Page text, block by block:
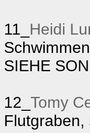
11_ Heidi
SIEHE
12_ Tomy
Flutgraben,